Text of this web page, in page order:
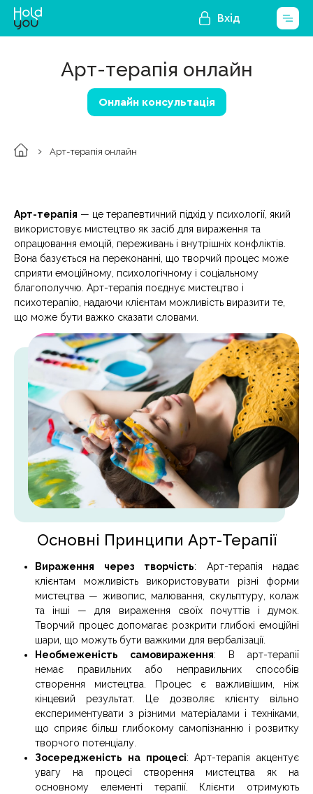
Вхід
Арт-терапія онлайн
Онлайн консультація
Арт-терапія онлайн
Арт-терапія — це терапевтичний підхід у психології, який
використовує мистецтво як засіб для вираження та
опрацювання емоцій, переживань і внутрішніх конфліктів.
Вона базується на переконанні, що творчий процес може
сприяти емоційному, психологічному і соціальному
благополуччю. Арт-терапія поєднує мистецтво і
психотерапію, надаючи клієнтам можливість виразити те,
що може бути важко сказати словами.
Основні Принципи Арт-Терапії
Вираження через творчість: Арт-терапія надає
клієнтам можливість використовувати різні форми
мистецтва — живопис, малювання, скульптуру, колаж
та інші — для вираження своїх почуттів і думок.
Творчий процес допомагає розкрити глибокі емоційні
шари, що можуть бути важкими для вербалізації.
Необмеженість самовираження: В арт-терапії
немає правильних або неправильних способів
створення мистецтва. Процес є важливішим, ніж
кінцевий результат. Це дозволяє клієнту вільно
експериментувати з різними матеріалами і техніками,
що сприяє більш глибокому самопізнанню і розвитку
творчого потенціалу.
Зосередженість на процесі: Арт-терапія акцентує
увагу на процесі створення мистецтва як на
основному елементі терапії. Клієнти отримують